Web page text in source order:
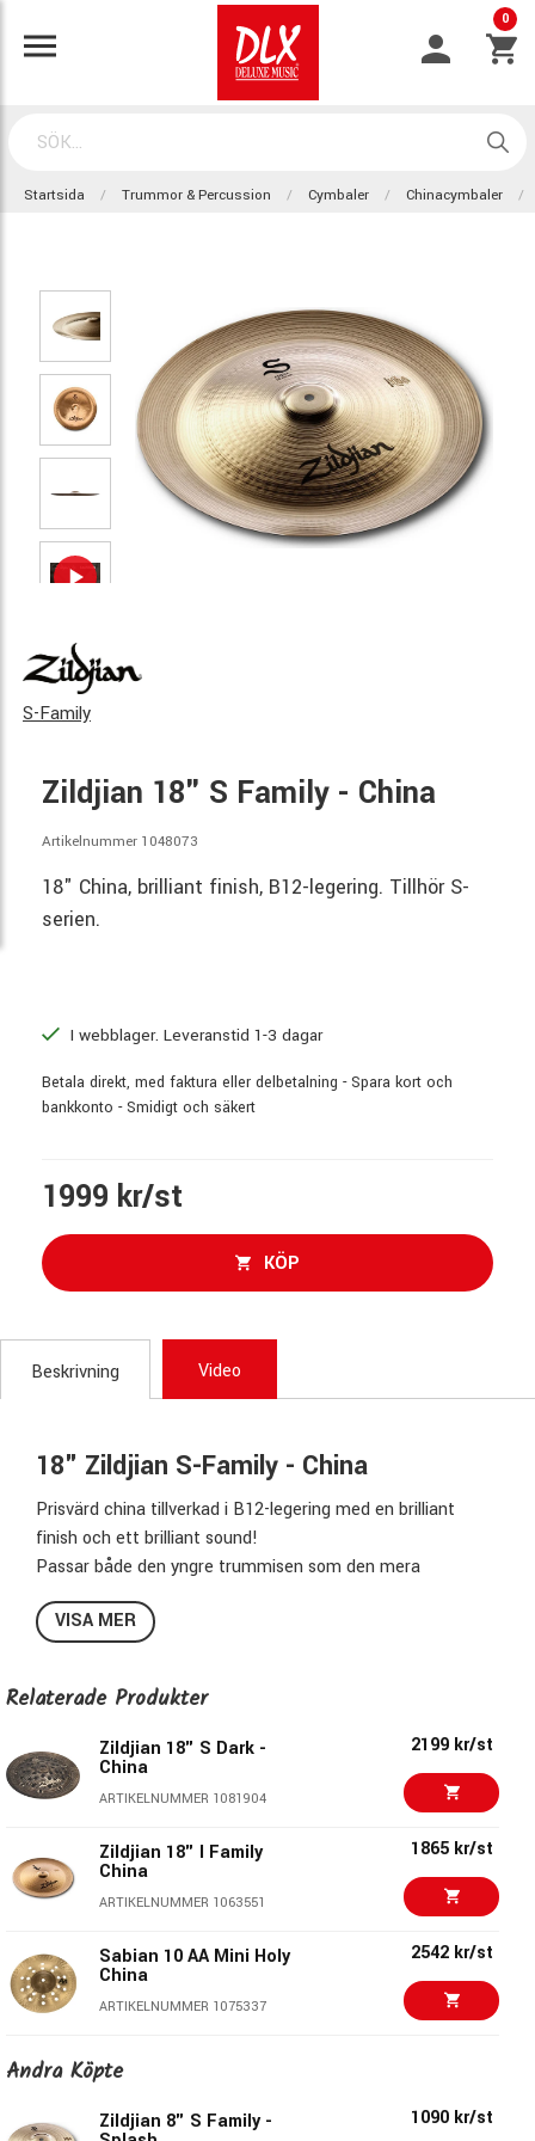
0
Startsida Trummor & Percussion Cymbaler Chinacymbaler
S-Family
Zildjian 18" S Family - China
Artikelnummer 1048073
18" China, brilliant finish, B12-legering. Tillhör S-
serien.
I webblager. Leveranstid 1-3 dagar
Betala direkt, med faktura eller delbetalning - Spara kort och
bankkonto - Smidigt och säkert
1999 kr/st
KÖP
Beskrivning Video
18" Zildjian S-Family - China
Prisvärd china tillverkad i B12-legering med en brilliant
finish och ett brilliant sound!
Passar både den yngre trummisen som den mera
rutinerade trumslagaren. S Family låter så pass bra att det
även är möljigt att använda den på gig.
olika modeller och storlekar. Det finns även en rad
effektcymbaler man kan addera till sin uppsättning för att
få en bredare pallett att färga sitt spel med.
Snabb och tydlig china med ett genomträngande, ljust
sound.
Specifikationer:
Storlek:
Legering:B12 (88% koppar / 12% tenn)
Finish:Brilliant
Zildjians Art.nr:S18CH
VISA MER
Relaterade Produkter
Zildjian 18" S Dark -
China
ARTIKELNUMMER 1081904
2199 kr/st
Zildjian 18" I Family
China
ARTIKELNUMMER 1063551
1865 kr/st
Sabian 10 AA Mini Holy
China
ARTIKELNUMMER 1075337
2542 kr/st
Zildjian 18" FX China
Trash
ARTIKELNUMMER 1004430
Andra Köpte
Zildjian 8" S Family - 1090 kr/st